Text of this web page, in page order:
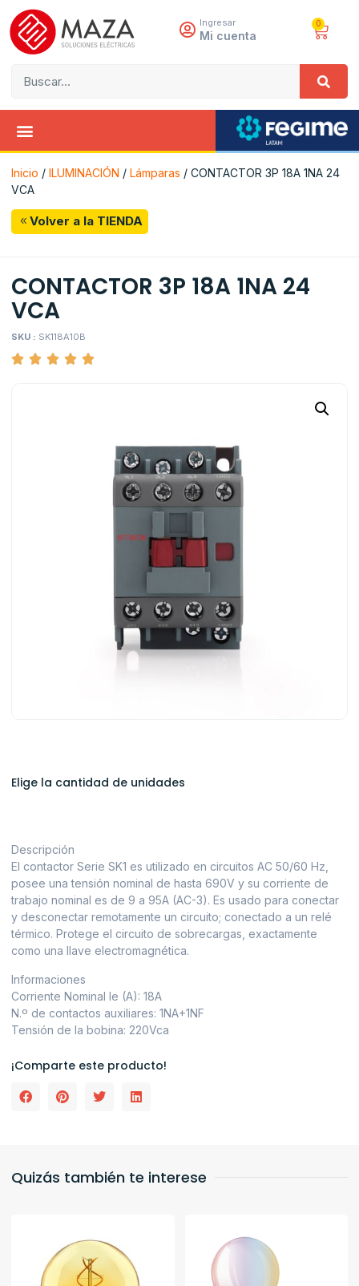
Ingresar
Mi cuenta
0
Inicio / ILUMINACIÓN / Lámparas / CONTACTOR 3P 18A 1NA 24
VCA
Volver a la TIENDA
CONTACTOR 3P 18A 1NA 24
VCA
SKU : SK118A10B
Elige la cantidad de unidades
Descripción
El contactor Serie SK1 es utilizado en circuitos AC 50/60 Hz,
posee una tensión nominal de hasta 690V y su corriente de
trabajo nominal es de 9 a 95A (AC-3). Es usado para conectar
y desconectar remotamente un circuito; conectado a un relé
térmico. Protege el circuito de sobrecargas, exactamente
como una llave electromagnética.
Informaciones
Corriente Nominal le (A): 18A
N.º de contactos auxiliares: 1NA+1NF
Tensión de la bobina: 220Vca
¡Comparte este producto!
Quizás también te interese